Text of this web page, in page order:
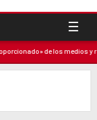
☰
de los medios y ratificó